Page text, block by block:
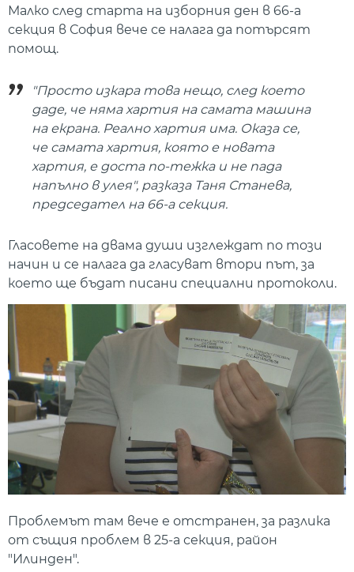
Малко след старта на изборния ден в 66-а
секция в София вече се налага да потърсят
помощ.
"Просто изкара това нещо, след което
даде, че няма хартия на самата машина
на екрана. Реално хартия има. Оказа се,
че самата хартия, която е новата
хартия, е доста по-тежка и не пада
напълно в улея", разказа Таня Станева,
председател на 66-а секция.
Гласовете на двама души изглеждат по този
начин и се налага да гласуват втори път, за
което ще бъдат писани специални протоколи.
Проблемът там вече е отстранен, за разлика
от същия проблем в 25-а секция, район
"Илинден".